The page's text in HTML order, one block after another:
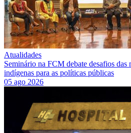
Atualidades
Seminário na FCM debate desafios das
indígenas para as políticas públicas
05 ago 2026